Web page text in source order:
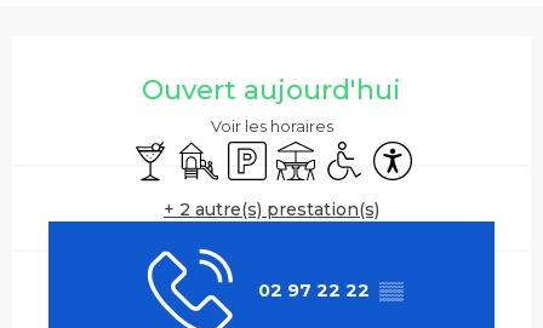
Ouvert aujourd'hui
Voir les horaires
Bar / Buvette
Jeux pour enfants / Espace jeux
ParkingTerrasseAccès handicapés
Accessibilité
+ 2 autre(s) prestation(s)
02 97 22 22 ▒▒